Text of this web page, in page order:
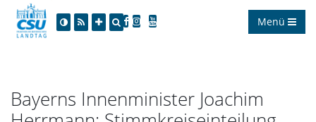
Menü
Bayerns Innenminister Joachim